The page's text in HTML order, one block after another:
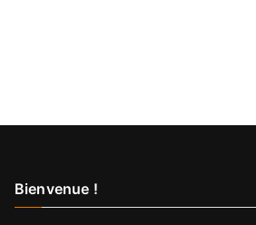
Bienvenue !